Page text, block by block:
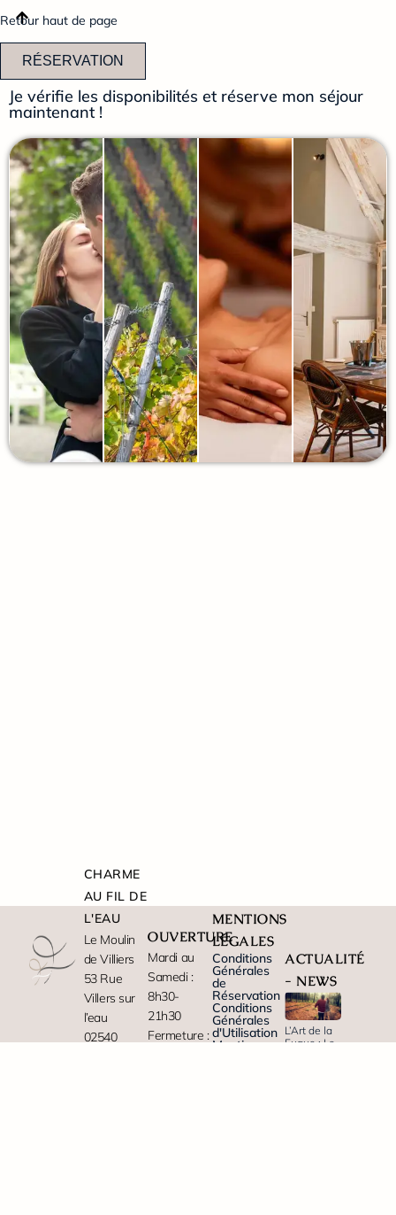
Retour haut de page
RÉSERVATION
Je vérifie les disponibilités et réserve mon séjour
maintenant !
CHARME
AU FIL DE
L'EAU
Le Moulin
de Villiers
53 Rue
Villers sur
l’eau
02540
OUVERTURE
Mardi au
Samedi :
8h30-
21h30
Fermeture :
MENTIONS
LÉGALES
Conditions
Générales
de
Réservation
Conditions
Générales
d'Utilisation
Mentions
ACTUALITÉ
- NEWS
L’Art de la
Fugue : Le